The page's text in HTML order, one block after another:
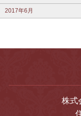
2017年6月
株式